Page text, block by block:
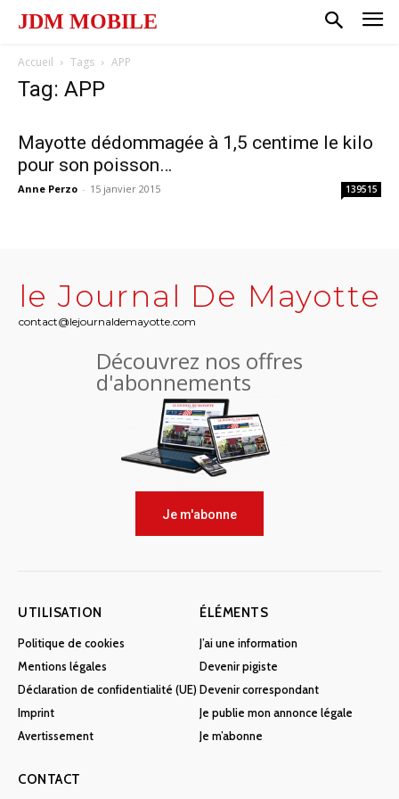
JDM MOBILE
Accueil Tags APP
Tag: APP
Mayotte dédommagée à 1,5 centime le kilo
pour son poisson…
Anne Perzo - 15 janvier 2015 139515
le Journal De Mayotte
contact@lejournaldemayotte.com
Découvrez nos offres
d'abonnements
Je m'abonne
UTILISATION
Politique de cookies
Mentions légales
Déclaration de confidentialité (UE)
Imprint
Avertissement
ÉLÉMENTS
J’ai une information
Devenir pigiste
Devenir correspondant
Je publie mon annonce légale
Je m’abonne
CONTACT